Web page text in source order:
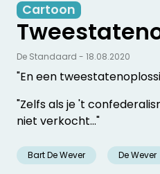
Cartoon
"En een
"Zelfs als je 't
niet verkocht..."
Bart De Wever De Wever
De Standaard - 18.08.2020